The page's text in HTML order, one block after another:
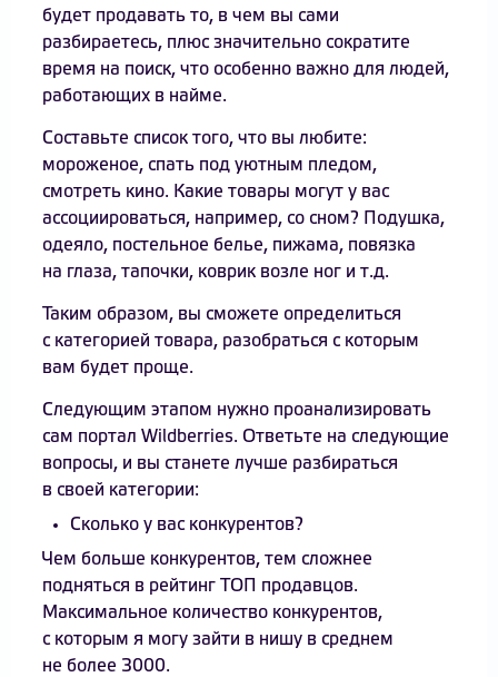
будет продавать то, в чем вы сами
разбираетесь, плюс значительно сократите
время на поиск, что особенно важно для людей,
работающих в найме.
Составьте список того, что вы любите:
мороженое, спать под уютным пледом,
смотреть кино. Какие товары могут у вас
ассоциироваться, например, со сном? Подушка,
одеяло, постельное белье, пижама, повязка
на глаза, тапочки, коврик возле ног и т.д.
Таким образом, вы сможете определиться
с категорией товара, разобраться с которым
вам будет проще.
Следующим этапом нужно проанализировать
сам портал Wildberries. Ответьте на следующие
вопросы, и вы станете лучше разбираться
в своей категории:
Сколько у вас конкурентов?
Чем больше конкурентов, тем сложнее
подняться в рейтинг ТОП продавцов.
Максимальное количество конкурентов,
с которым я могу зайти в нишу в среднем
не более 3000.